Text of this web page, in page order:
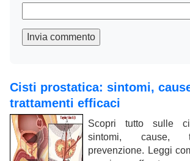
Invia commento
Cisti prostatica: sintomi,
trattamenti efficaci
Scopri tutto sulle
sintomi, cause,
prevenzione. Leggi